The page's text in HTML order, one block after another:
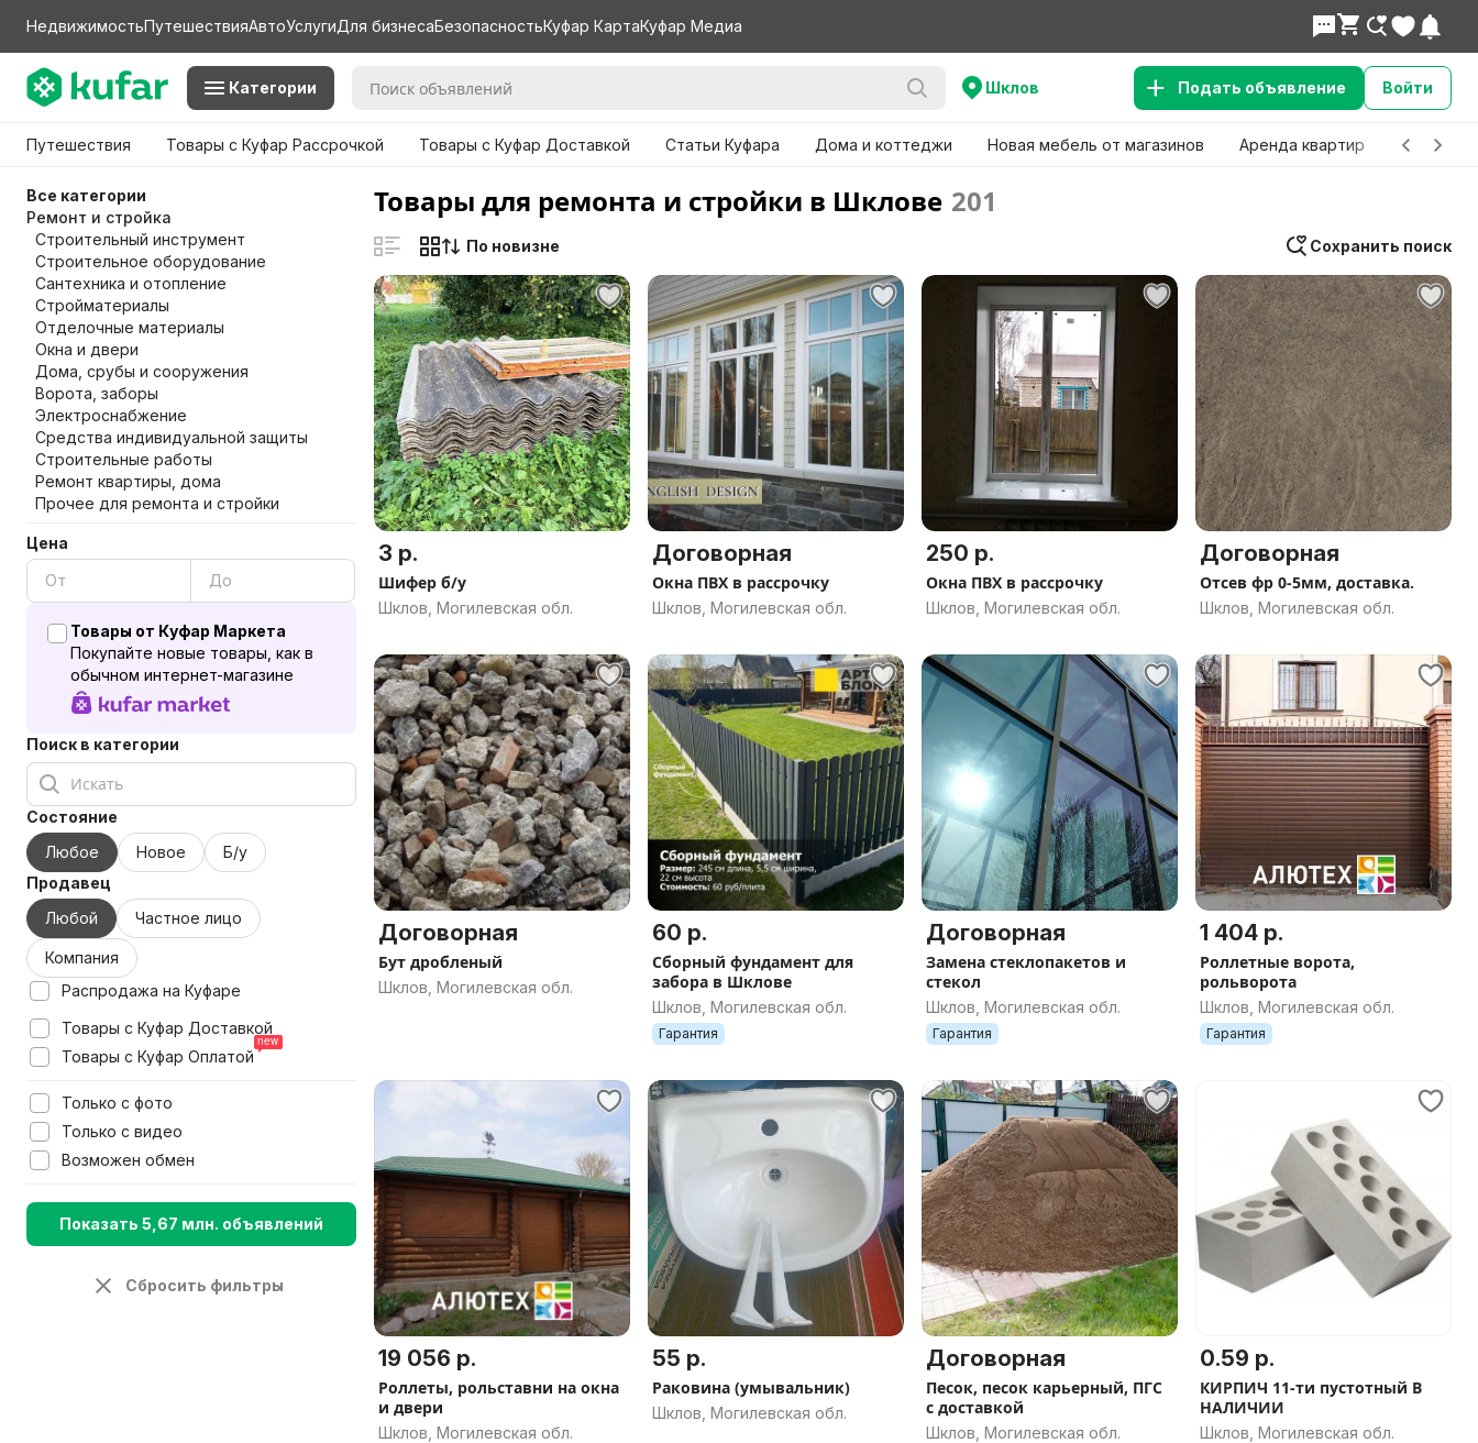
НедвижимостьПутешествияАвтоУслугиДля бизнесаБезопасностьКуфар КартаКуфар Медиа
Категории Шклов Подать объявление Войти
Путешествия Товары с Куфар Рассрочкой Товары с Куфар Доставкой Статьи Куфара Дома и коттеджи Новая мебель от магазинов Аренда квартир Детские
Все категории
Ремонт и стройка
Строительный инструмент
Строительное оборудование
Сантехника и отопление
Стройматериалы
Отделочные материалы
Окна и двери
Дома, срубы и сооружения
Ворота, заборы
Электроснабжение
Средства индивидуальной защиты
Строительные работы
Ремонт квартиры, дома
Прочее для ремонта и стройки
Цена
Товары от Куфар Маркета
Покупайте новые товары, как в
обычном интернет-магазине
Поиск в категории
Состояние
Любое
Новое
Б/у
Продавец
Любой
Частное лицо
Компания
Распродажа на Куфаре
Товары с Куфар Доставкой
Товары с Куфар Оплатой
Только с фото
Только с видео
Возможен обмен
Показать 5,67 млн. объявлений
Сбросить фильтры
Товары для ремонта и стройки в Шклове 201
Сохранить поиск
По новизне
3 р.
Шифер б/у
Шклов, Могилевская обл.
Договорная
Окна ПВХ в рассрочку
Шклов, Могилевская обл.
250 р.
Окна ПВХ в рассрочку
Шклов, Могилевская обл.
Договорная
Отсев фр 0-5мм, доставка.
Шклов, Могилевская обл.
Договорная
Бут дробленый
Шклов, Могилевская обл.
60 р.
Сборный фундамент для
забора в Шклове
Шклов, Могилевская обл.
Гарантия
Договорная
Замена стеклопакетов и
стекол
Шклов, Могилевская обл.
Гарантия
1 404 р.
Роллетные ворота,
рольворота
Шклов, Могилевская обл.
Гарантия
19 056 р.
Роллеты, рольставни на окна
и двери
Шклов, Могилевская обл.
55 р.
Раковина (умывальник)
Шклов, Могилевская обл.
Договорная
Песок, песок карьерный, ПГС
с доставкой
Шклов, Могилевская обл.
0.59 р.
КИРПИЧ 11-ти пустотный В
НАЛИЧИИ
Шклов, Могилевская обл.